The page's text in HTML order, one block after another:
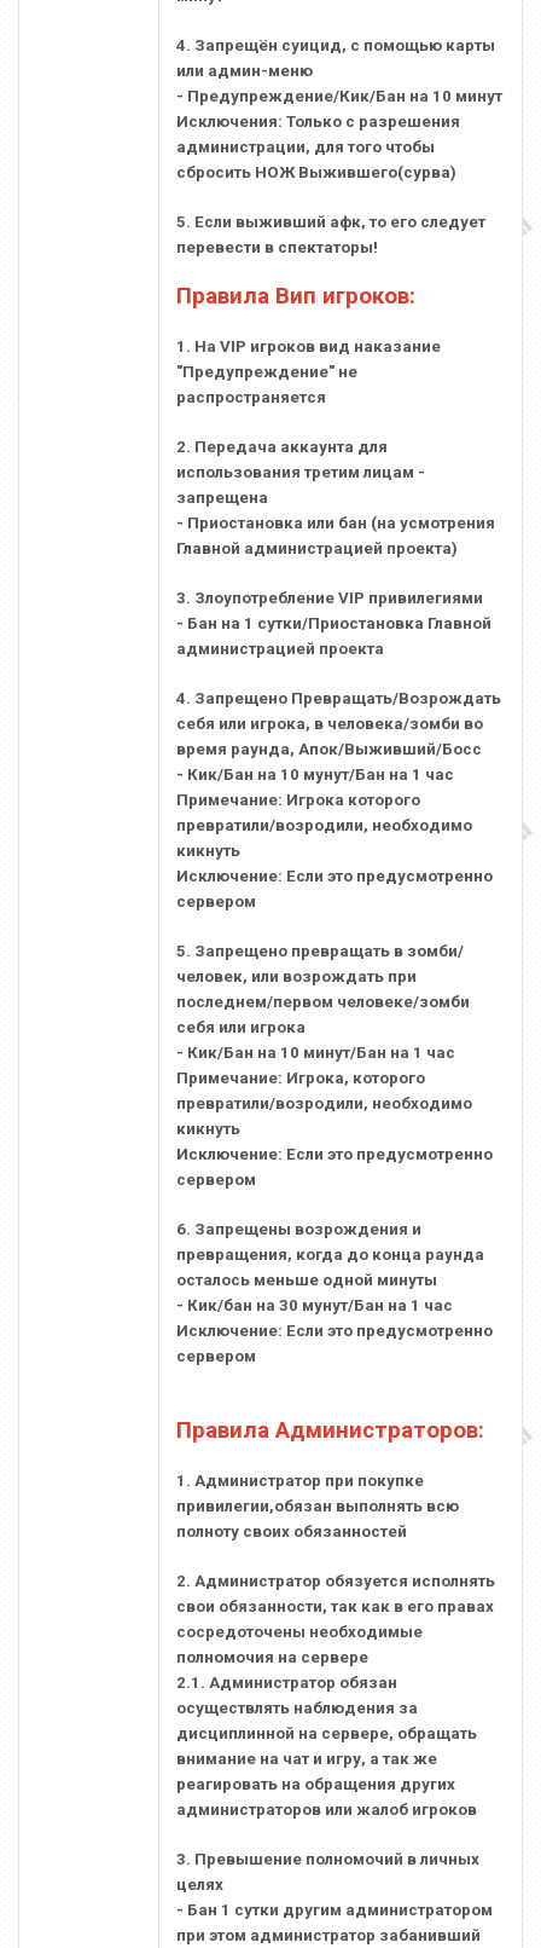
4. Запрещён суицид, с помощью карты
или админ-меню
- Предупреждение/Кик/Бан на 10 минут
Исключения: Только с разрешения
администрации, для того чтобы
сбросить НОЖ Выжившего(сурва)
5. Если выживший афк, то его следует
перевести в спектаторы!
Правила Вип игроков:
1. На VIP игроков вид наказание
"Предупреждение" не
распространяется
2. Передача аккаунта для
использования третим лицам -
запрещена
- Приостановка или бан (на усмотрения
Главной администрацией проекта)
3. Злоупотребление VIP привилегиями
- Бан на 1 сутки/Приостановка Главной
администрацией проекта
4. Запрещено Превращать/Возрождать
себя или игрока, в человека/зомби во
время раунда, Апок/Выживший/Босс
- Кик/Бан на 10 мунут/Бан на 1 час
Примечание: Игрока которого
превратили/возродили, необходимо
кикнуть
Исключение: Если это предусмотренно
сервером
5. Запрещено превращать в зомби/
человек, или возрождать при
последнем/первом человекe/зомби
себя или игрока
- Кик/Бан на 10 минут/Бан на 1 час
Примечание: Игрока, которого
превратили/возродили, необходимо
кикнуть
Исключение: Если это предусмотренно
сервером
6. Запрещены возрождения и
превращения, когда до конца раунда
осталось меньше одной минуты
- Кик/бан на 30 мунут/Бан на 1 час
Исключение: Если это предусмотренно
сервером
Правила Администраторов:
1. Администратор при покупке
привилегии,обязан выполнять всю
полноту своих обязанностей
2. Администратор обязуется исполнять
свои обязанности, так как в его правах
сосредоточены необходимые
полномочия на сервере
2.1. Администратор обязан
осуществлять наблюдения за
дисциплинной на сервере, обращать
внимание на чат и игру, а так же
реагировать на обращения других
администраторов или жалоб игроков
3. Превышение полномочий в личных
целях
- Бан 1 сутки другим администратором
при этом администратор забанивший